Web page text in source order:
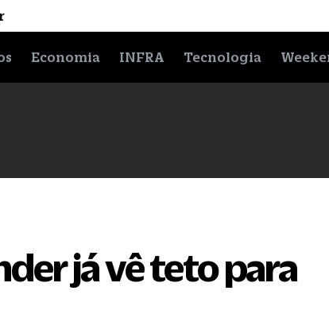
Economia INFRA Tecnologia
já vê teto para